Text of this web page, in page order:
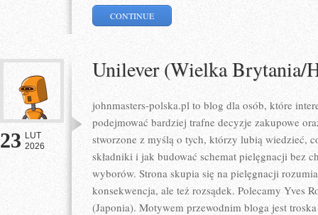
CONTINUE
23 LUT
2026
Unilever (Wielka Brytania/
johnmasters-polska.pl to blog dla osób, które
podejmować bardziej trafne decyzje zakupowe
stworzone z myślą o tych, którzy lubią wiedzieć,
składniki i jak budować schemat pielęgnacji bez
wyborów. Strona skupia się na pielęgnacji
konsekwencja, ale też rozsądek. Polecamy Yves
(Japonia). Motywem przewodnim bloga jest